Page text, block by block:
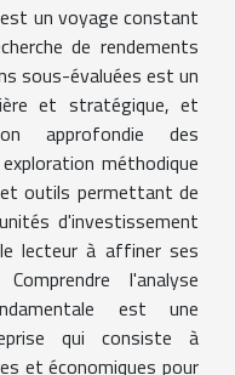
un voyage constant
de rendements
sous-évaluées est un
et stratégique, et
approfondie des
méthodique
outils permettant de
d'investissement
lecteur à affiner ses
l'analyse
est une
qui consiste à
et économiques pour